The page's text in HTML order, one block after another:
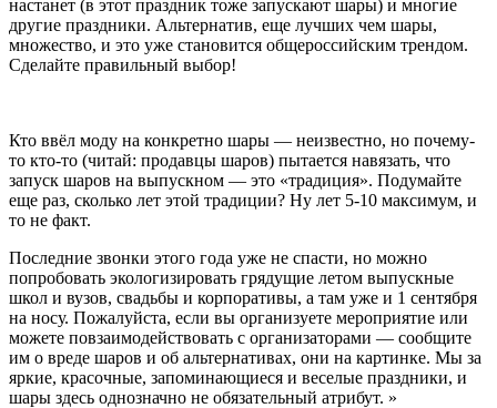
настанет (в этот праздник тоже запускают шары) и многие
другие праздники. Альтернатив, еще лучших чем шары,
множество, и это уже становится общероссийским трендом.
Сделайте правильный выбор!
Кто ввёл моду на конкретно шары — неизвестно, но почему-
то кто-то (читай: продавцы шаров) пытается навязать, что
запуск шаров на выпускном — это «традиция». Подумайте
еще раз, сколько лет этой традиции? Ну лет 5-10 максимум, и
то не факт.
Последние звонки этого года уже не спасти, но можно
попробовать экологизировать грядущие летом выпускные
школ и вузов, свадьбы и корпоративы, а там уже и 1 сентября
на носу. Пожалуйста, если вы организуете мероприятие или
можете повзаимодействовать с организаторами — сообщите
им о вреде шаров и об альтернативах, они на картинке. Мы за
яркие, красочные, запоминающиеся и веселые праздники, и
шары здесь однозначно не обязательный атрибут. »